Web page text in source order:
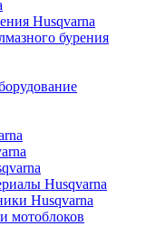
Husqvarna
бурения
Husqvarna
Husqvarna
мотоблоков